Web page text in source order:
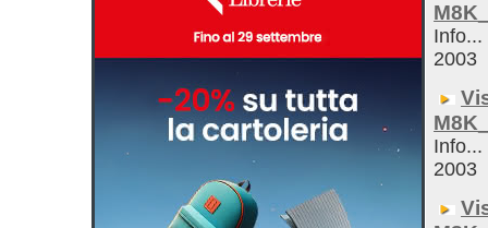
Info...
2003
Info...
2003